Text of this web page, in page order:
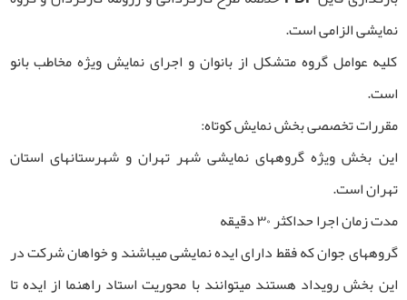
نمایشی الزامی است.
کلیه عوامل گروه متشکل از بانوان و اجرای نمایش ویژه مخاطب بانو
است.
مقررات تخصصی بخش نمایش کوتاه:
این بخش ویژه گروه­های نمایشی شهر تهران و شهرستان­های استان
تهران است.
مدت زمان اجرا حداکثر ۳۰ دقیقه
گروه­های جوان که فقط دارای ایده نمایشی می­باشند و خواهان شرکت در
این بخش رویداد هستند می­توانند با محوریت استاد راهنما از ایده تا